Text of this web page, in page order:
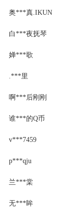
奥***真.IKUN
白***夜抚琴
婵***歌
.***里
啊***后刚刚
谁***的Q币
v***7459
p***qju
兰***棠
无***眸